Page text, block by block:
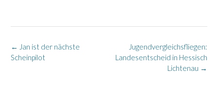
Post
navigation
Jugendvergleichsfliegen:
Landesentscheid in Hessisch
Lichtenau →
← Jan ist der nächste
Scheinpilot